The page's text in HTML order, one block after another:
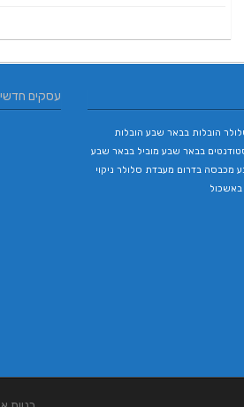
עסקים
הובלות בבאר שבע הובלות
בבאר שבע מוביל בבאר שבע
מכבסה בדרום מעבדת סלולר ניקוי
באשכול